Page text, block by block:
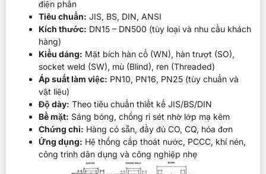
điện phân
Tiêu chuẩn: JIS, BS, DIN, ANSI
Kích thước: DN15 – DN500 (tùy loại và nhu cầu khách
hàng)
Kiểu dáng: Mặt bích hàn cổ (WN), hàn trượt (SO),
socket weld (SW), mù (Blind), ren (Threaded)
Áp suất làm việc: PN10, PN16, PN25 (tùy chuẩn và
vật liệu)
Độ dày: Theo tiêu chuẩn thiết kế JIS/BS/DIN
Bề mặt: Sáng bóng, chống rỉ sét nhờ lớp mạ kẽm
Chứng chỉ: Hàng có sẵn, đầy đủ CO, CQ, hóa đơn
Ứng dụng: Hệ thống cấp thoát nước, PCCC, khí nén,
công trình dân dụng và công nghiệp nhẹ